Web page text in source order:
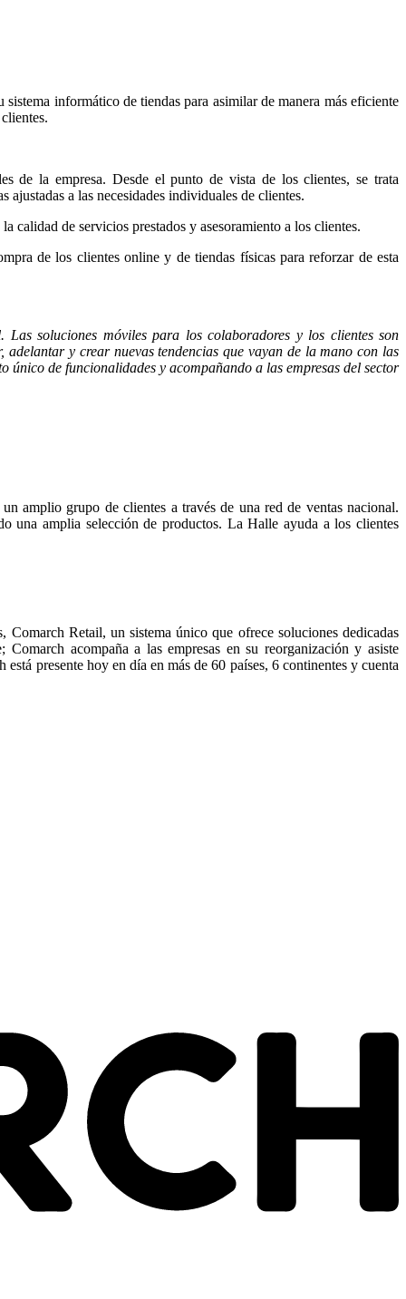
informático de tiendas para asimilar de manera más eficiente
de la empresa. Desde el punto de vista de los clientes, se trata
a las necesidades individuales de clientes.
calidad de servicios prestados y asesoramiento a los clientes.
de los clientes online y de tiendas físicas para reforzar de esta
soluciones móviles para los colaboradores y los clientes son
y crear nuevas tendencias que vayan de la mano con las
único de funcionalidades y acompañando a las empresas del sector
amplio grupo de clientes a través de una red de ventas nacional.
una amplia selección de productos. La Halle ayuda a los clientes
Retail, un sistema único que ofrece soluciones dedicadas
acompaña a las empresas en su reorganización y asiste
presente hoy en día en más de 60 países, 6 continentes y cuenta